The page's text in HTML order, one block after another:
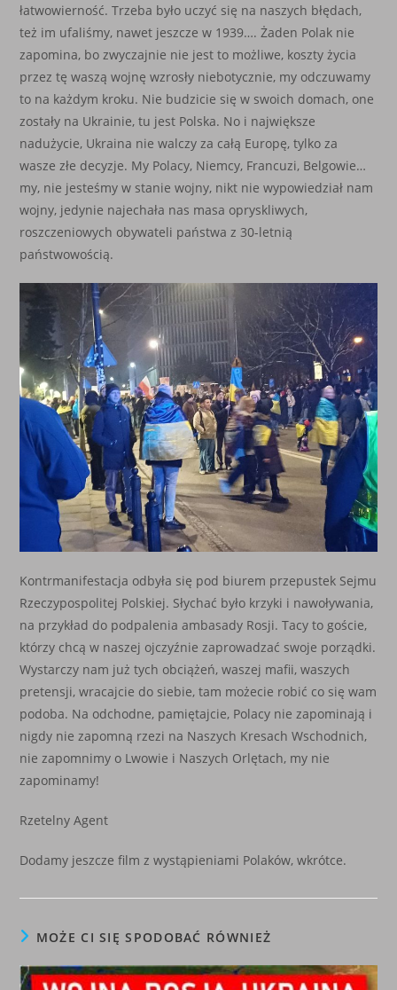
łatwowierność. Trzeba było uczyć się na naszych błędach,
też im ufaliśmy, nawet jeszcze w 1939…. Żaden Polak nie
zapomina, bo zwyczajnie nie jest to możliwe, koszty życia
przez tę waszą wojnę wzrosły niebotycznie, my odczuwamy
to na każdym kroku. Nie budzicie się w swoich domach, one
zostały na Ukrainie, tu jest Polska. No i największe
nadużycie, Ukraina nie walczy za całą Europę, tylko za
wasze złe decyzje. My Polacy, Niemcy, Francuzi, Belgowie…
my, nie jesteśmy w stanie wojny, nikt nie wypowiedział nam
wojny, jedynie najechała nas masa opryskliwych,
roszczeniowych obywateli państwa z 30-letnią
państwowością.
Kontrmanifestacja odbyła się pod biurem przepustek Sejmu
Rzeczypospolitej Polskiej. Słychać było krzyki i nawoływania,
na przykład do podpalenia ambasady Rosji. Tacy to goście,
którzy chcą w naszej ojczyźnie zaprowadzać swoje porządki.
Wystarczy nam już tych obciążeń, waszej mafii, waszych
pretensji, wracajcie do siebie, tam możecie robić co się wam
podoba. Na odchodne, pamiętajcie, Polacy nie zapominają i
nigdy nie zapomną rzezi na Naszych Kresach Wschodnich,
nie zapomnimy o Lwowie i Naszych Orlętach, my nie
zapominamy!
Rzetelny Agent
Dodamy jeszcze film z wystąpieniami Polaków, wkrótce.
MOŻE CI SIĘ SPODOBAĆ RÓWNIEŻ